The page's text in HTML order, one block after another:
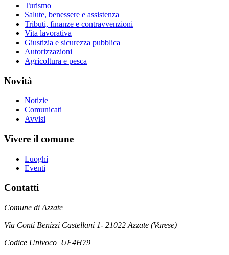
Turismo
Salute, benessere e assistenza
Tributi, finanze e contravvenzioni
Vita lavorativa
Giustizia e sicurezza pubblica
Autorizzazioni
Agricoltura e pesca
Novità
Notizie
Comunicati
Avvisi
Vivere il comune
Luoghi
Eventi
Contatti
Comune di Azzate
Via Conti Benizzi Castellani 1- 21022 Azzate (Varese)
Codice Univoco UF4H79